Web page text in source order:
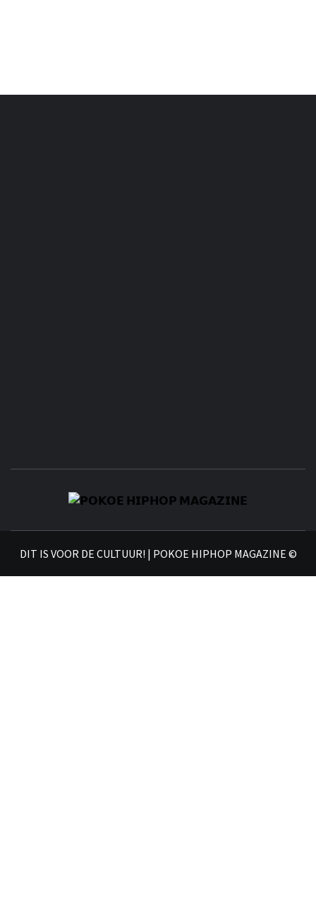
DIT IS VOOR DE CULTUUR! | POKOE HIPHOP MAGAZINE ©